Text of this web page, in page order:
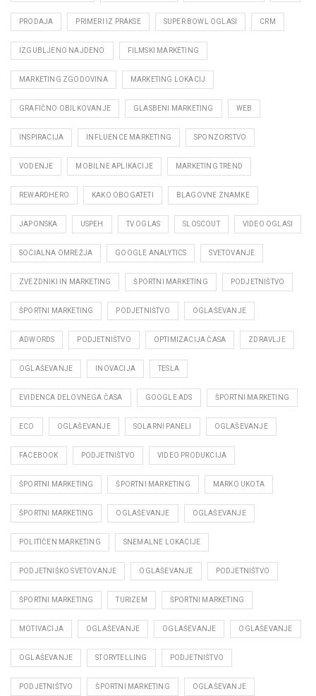
PRODAJA PRIMERI IZ PRAKSE SUPER BOWL OGLASI CRM
IZGUBLJENO NAJDENO FILMSKI MARKETING
MARKETING ZGODOVINA MARKETING LOKACIJ
GRAFIČNO OBILKOVANJE GLASBENI MARKETING WEB
INSPIRACIJA INFLUENCE MARKETING SPONZORSTVO
VODENJE MOBILNE APLIKACIJE MARKETING TREND
REWARDHERO KAKO OBOGATETI BLAGOVNE ZNAMKE
JAPONSKA USPEH TV OGLAS SLOSCOUT VIDEO OGLASI
SOCIALNA OMREŽJA GOOGLE ANALYTICS SVETOVANJE
ZVEZDNIKI IN MARKETING ŠPORTNI MARKETING PODJETNIŠTVO
ŠPORTNI MARKETING PODJETNIŠTVO OGLAŠEVANJE
ADWORDS PODJETNIŠTVO OPTIMIZACIJA ČASA ZDRAVLJE
OGLAŠEVANJE INOVACIJA TESLA
EVIDENCA DELOVNEGA ČASA GOOGLE ADS ŠPORTNI MARKETING
ECO OGLAŠEVANJE SOLARNI PANELI OGLAŠEVANJE
FACEBOOK PODJETNIŠTVO VIDEO PRODUKCIJA
ŠPORTNI MARKETING ŠPORTNI MARKETING MARKO UKOTA
ŠPORTNI MARKETING OGLAŠEVANJE OGLAŠEVANJE
POLITIČEN MARKETING SNEMALNE LOKACIJE
PODJETNIŠKO SVETOVANJE OGLAŠEVANJE PODJETNIŠTVO
ŠPORTNI MARKETING TURIZEM ŠPORTNI MARKETING
MOTIVACIJA OGLAŠEVANJE OGLAŠEVANJE OGLAŠEVANJE
OGLAŠEVANJE STORYTELLING PODJETNIŠTVO
PODJETNIŠTVO ŠPORTNI MARKETING OGLAŠEVANJE